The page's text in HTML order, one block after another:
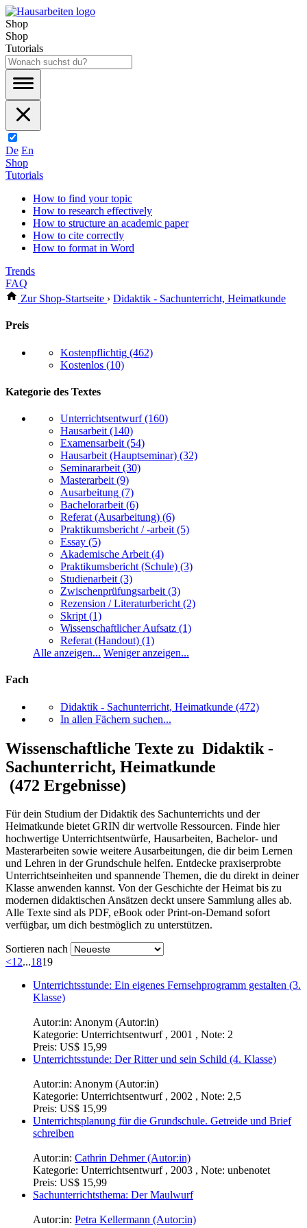
Shop
Shop
Tutorials
De En
Shop
Tutorials
How to find your topic
How to research effectively
How to structure an academic paper
How to cite correctly
How to format in Word
Trends
FAQ
Zur Shop-Startseite › Didaktik - Sachunterricht, Heimatkunde
Preis
Kostenpflichtig (462)
Kostenlos (10)
Kategorie des Textes
Unterrichtsentwurf (160)
Hausarbeit (140)
Examensarbeit (54)
Hausarbeit (Hauptseminar) (32)
Seminararbeit (30)
Masterarbeit (9)
Ausarbeitung (7)
Bachelorarbeit (6)
Referat (Ausarbeitung) (6)
Praktikumsbericht / -arbeit (5)
Essay (5)
Akademische Arbeit (4)
Praktikumsbericht (Schule) (3)
Studienarbeit (3)
Zwischenprüfungsarbeit (3)
Rezension / Literaturbericht (2)
Skript (1)
Wissenschaftlicher Aufsatz (1)
Referat (Handout) (1)
Alle anzeigen... Weniger anzeigen...
Fach
Didaktik - Sachunterricht, Heimatkunde (472)
In allen Fächern suchen...
Wissenschaftliche Texte zu Didaktik -
Sachunterricht, Heimatkunde
(472 Ergebnisse)
Für dein Studium der Didaktik des Sachunterrichts und der
Heimatkunde bietet GRIN dir wertvolle Ressourcen. Finde hier
hochwertige Unterrichtsentwürfe, Hausarbeiten, Bachelor- und
Masterarbeiten sowie weitere Ausarbeitungen, die dir beim Lernen
und Lehren in der Grundschule helfen. Entdecke praxiserprobte
Unterrichtseinheiten und spannende Themen, die du direkt in deiner
Klasse anwenden kannst. Von der Geschichte der Heimat bis zu
modernen didaktischen Ansätzen deckt unsere Sammlung alles ab.
Alle Texte sind als PDF, eBook oder Print-on-Demand sofort
verfügbar, um dich bestmöglich zu unterstützen.
Sortieren nach
<12...1819
Unterrichtsstunde: Ein eigenes Fernsehprogramm gestalten (3.
Klasse)
Autor:in: Anonym (Autor:in)
Kategorie: Unterrichtsentwurf , 2001 , Note: 2
Preis: US$ 15,99
Unterrichtsstunde: Der Ritter und sein Schild (4. Klasse)
Autor:in: Anonym (Autor:in)
Kategorie: Unterrichtsentwurf , 2002 , Note: 2,5
Preis: US$ 15,99
Unterrichtsplanung für die Grundschule. Getreide und Brief
schreiben
Autor:in: Cathrin Dehmer (Autor:in)
Kategorie: Unterrichtsentwurf , 2003 , Note: unbenotet
Preis: US$ 15,99
Sachunterrichtsthema: Der Maulwurf
Autor:in: Petra Kellermann (Autor:in)